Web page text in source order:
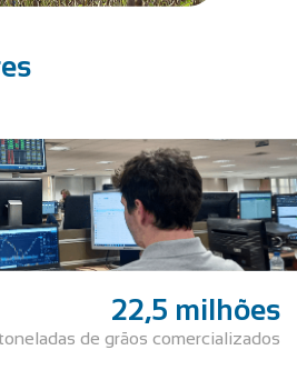
22,5 milhões
de grãos comercializados